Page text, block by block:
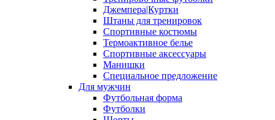
Джемпера|Куртки
Штаны для тренировок
Спортивные костюмы
Термоактивное белье
Спортивные аксессуары
Манишки
Специальное предложение
Для мужчин
Футбольная форма
Футболки